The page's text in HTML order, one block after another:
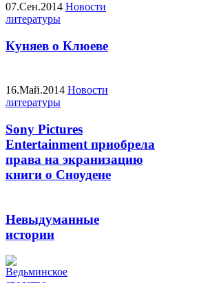
07.Сен.2014 Новости
литературы
Куняев о Клюеве
16.Май.2014 Новости
литературы
Sony Pictures
Entertainment приобрела
права на экранизацию
книги о Сноудене
Невыдуманные
истории